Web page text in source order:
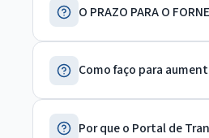
O PRAZO PARA O
Como faço para
Por que o Portal de